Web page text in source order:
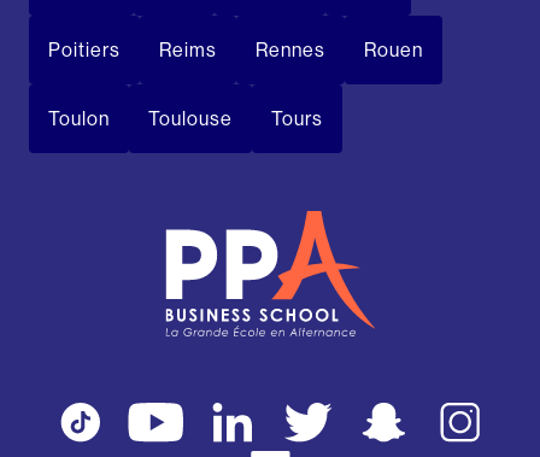
Poitiers Reims Rennes Rouen
Toulon Toulouse Tours